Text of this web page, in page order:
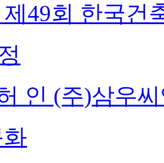
제49회 한국건
인 (주)삼우